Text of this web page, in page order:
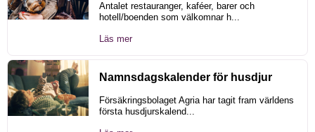
Antalet restauranger, kaféer, barer och
hotell/boenden som välkomnar h...
Läs mer
Namnsdagskalender för husdjur
Försäkringsbolaget Agria har tagit fram världens
första husdjurskalend...